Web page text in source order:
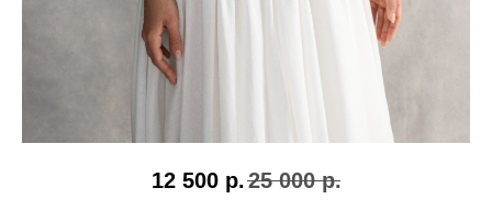
12 500 р.25 000 р.